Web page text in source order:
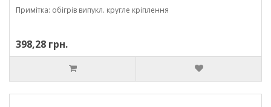
Примітка: обігрів випукл. кругле кріплення
398,28 грн.